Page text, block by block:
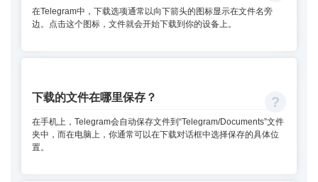
在Telegram中，下载选项通常以向下箭头的图标显示在文件名旁
边。点击这个图标，文件就会开始下载到你的设备上。
下载的文件在哪里保存？
在手机上，Telegram会自动保存文件到“Telegram/Documents”文件
夹中，而在电脑上，你通常可以在下载对话框中选择保存的具体位
置。